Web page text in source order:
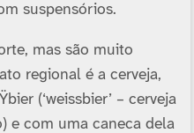
suspensórios.
mas são muito
regional é a cerveja,
(‘weissbier’ – cerveja
e com uma caneca dela